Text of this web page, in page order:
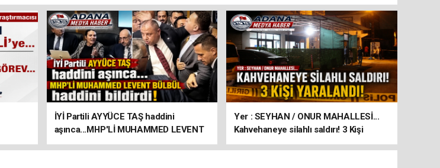
İYİ Partili AYYÜCE TAŞ haddini
aşınca...MHP'Lİ MUHAMMED LEVENT
BÜLBÜL haddini bildirdi!
Yer : SEYHAN / ONUR MAHALLESİ...
Kahvehaneye silahlı saldırı! 3 Kişi
yaralandı!